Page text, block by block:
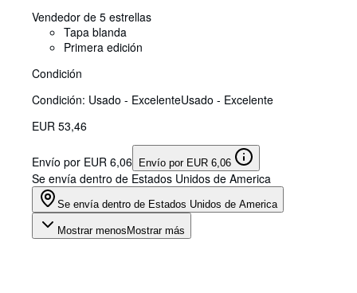
Vendedor de 5 estrellas
Tapa blanda
Primera edición
Condición
Condición: Usado - ExcelenteUsado - Excelente
EUR 53,46
Envío por EUR 6,06 Envío por EUR 6,06
Se envía dentro de Estados Unidos de America
Se envía dentro de Estados Unidos de America
Mostrar menos Mostrar más